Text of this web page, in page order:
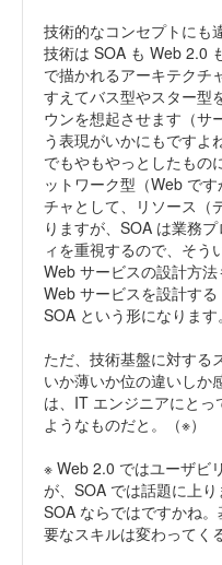
技術的なコンセプトにも
技術は SOA も Web 2.0
で描かれるアーキテクチ
すえてバス型やスター型
ウンを想起させます（サ
う表現がいかにもですよ
でもやもやっとしたもの
ットワーク型（Web で
チャとして、リソース（
りますが、SOA は業務
ィを重視するので、そう
Web サービスの設計方
Web サービスを設計す
SOA という形になります。
ただ、技術基盤に対する
いか薄いか位の違いしか
は、IT エンジニアにと
ようなものだと。（※）
※ Web 2.0 ではユーザビ
が、SOA では話題に上
SOA ならではですかね
要なスキルは変わってく